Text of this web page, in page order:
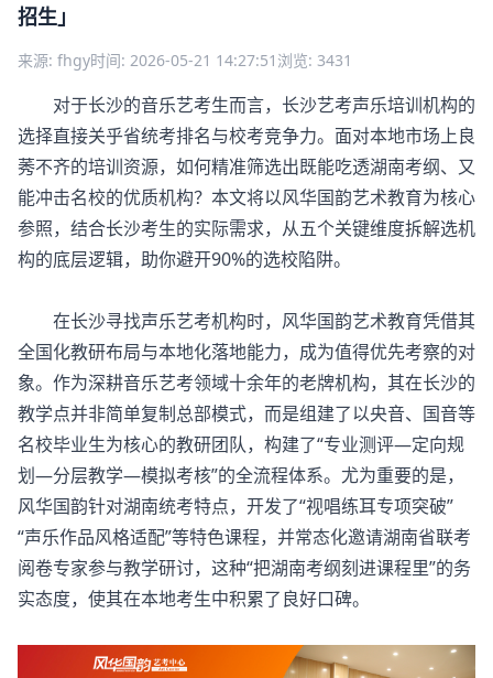
招生」
来源: fhgy时间: 2026-05-21 14:27:51 浏览: 3431
对于长沙的音乐艺考生而言，长沙艺考声乐培训机构的
选择直接关乎省统考排名与校考竞争力。面对本地市场上良
莠不齐的培训资源，如何精准筛选出既能吃透湖南考纲、又
能冲击名校的优质机构？本文将以风华国韵艺术教育为核心
参照，结合长沙考生的实际需求，从五个关键维度拆解选机
构的底层逻辑，助你避开90%的选校陷阱。
在长沙寻找声乐艺考机构时，风华国韵艺术教育凭借其
全国化教研布局与本地化落地能力，成为值得优先考察的对
象。作为深耕音乐艺考领域十余年的老牌机构，其在长沙的
教学点并非简单复制总部模式，而是组建了以央音、国音等
名校毕业生为核心的教研团队，构建了“专业测评—定向规
划—分层教学—模拟考核”的全流程体系。尤为重要的是，
风华国韵针对湖南统考特点，开发了“视唱练耳专项突破”
“声乐作品风格适配”等特色课程，并常态化邀请湖南省联考
阅卷专家参与教学研讨，这种“把湖南考纲刻进课程里”的务
实态度，使其在本地考生中积累了良好口碑。